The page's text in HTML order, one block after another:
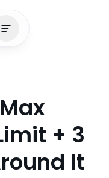
le thème
Ouvrir le menu
+ 3
It